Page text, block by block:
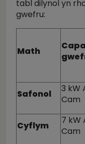
tabl dilynol yn
gwefru:
Math
Safonol
3 kW
Cam
Cyflym
7 kW
Cam